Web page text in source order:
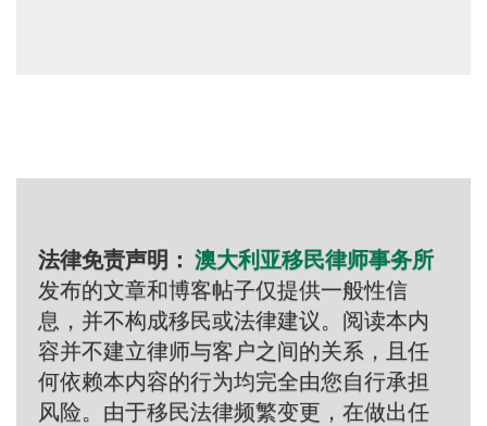
法律免责声明： 澳大利亚移民律师事务所
发布的文章和博客帖子仅提供一般性信
息，并不构成移民或法律建议。阅读本内
容并不建立律师与客户之间的关系，且任
何依赖本内容的行为均完全由您自行承担
风险。由于移民法律频繁变更，在做出任